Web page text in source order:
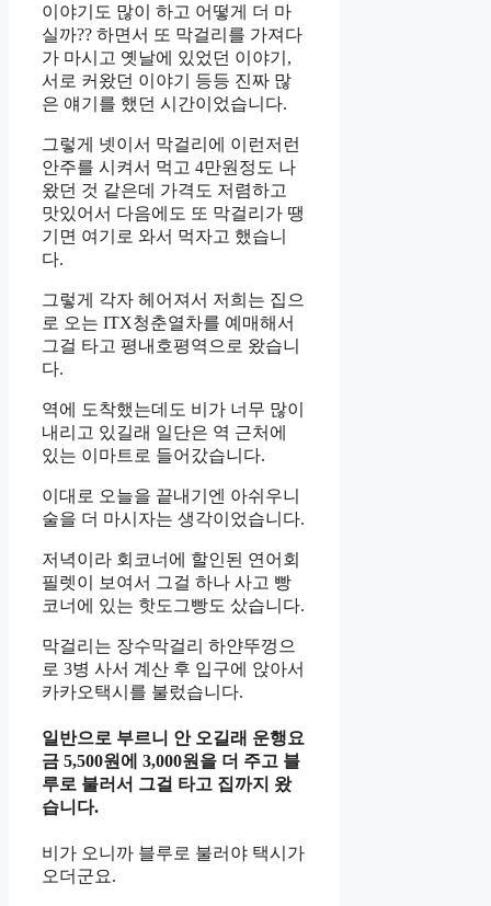
이야기도 많이 하고 어떻게 더 마
실까?? 하면서 또 막걸리를 가져다
가 마시고 옛날에 있었던 이야기,
서로 커왔던 이야기 등등 진짜 많
은 얘기를 했던 시간이었습니다.
그렇게 넷이서 막걸리에 이런저런
안주를 시켜서 먹고 4만원정도 나
왔던 것 같은데 가격도 저렴하고
맛있어서 다음에도 또 막걸리가 땡
기면 여기로 와서 먹자고 했습니
다.
그렇게 각자 헤어져서 저희는 집으
로 오는 ITX청춘열차를 예매해서
그걸 타고 평내호평역으로 왔습니
다.
역에 도착했는데도 비가 너무 많이
내리고 있길래 일단은 역 근처에
있는 이마트로 들어갔습니다.
이대로 오늘을 끝내기엔 아쉬우니
술을 더 마시자는 생각이었습니다.
저녁이라 회코너에 할인된 연어회
필렛이 보여서 그걸 하나 사고 빵
코너에 있는 핫도그빵도 샀습니다.
막걸리는 장수막걸리 하얀뚜껑으
로 3병 사서 계산 후 입구에 앉아서
카카오택시를 불렀습니다.
일반으로 부르니 안 오길래 운행요
금 5,500원에 3,000원을 더 주고 블
루로 불러서 그걸 타고 집까지 왔
습니다.
비가 오니까 블루로 불러야 택시가
오더군요.